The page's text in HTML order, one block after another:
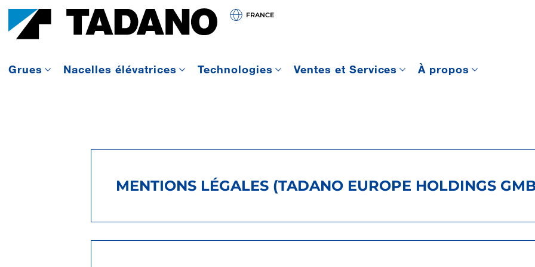
FRANCE
Grues Nacelles élévatrices Technologies Ventes et Services À propos
MENTIONS LÉGALES (TADANO EUROPE HOLDINGS